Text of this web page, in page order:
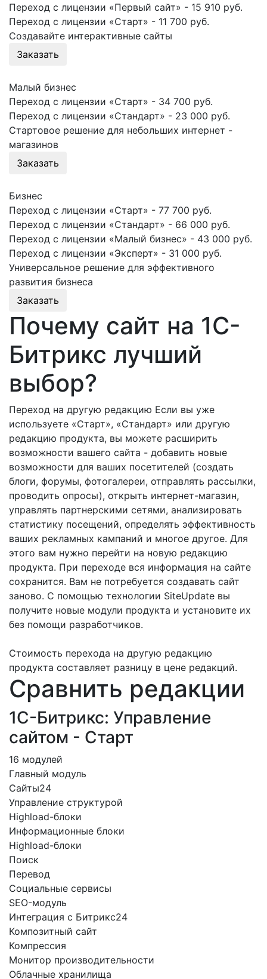
Переход с лицензии «Первый сайт» - 15 910 руб.
Переход с лицензии «Старт» - 11 700 руб.
Создавайте интерактивные сайты
Заказать
Малый бизнес
Переход с лицензии «Старт» - 34 700 руб.
Переход с лицензии «Стандарт» - 23 000 руб.
Стартовое решение для небольших интернет -
магазинов
Заказать
Бизнес
Переход с лицензии «Старт» - 77 700 руб.
Переход с лицензии «Стандарт» - 66 000 руб.
Переход с лицензии «Малый бизнес» - 43 000 руб.
Переход с лицензии «Эксперт» - 31 000 руб.
Универсальное решение для эффективного
развития бизнеса
Заказать
Почему сайт на 1С-
Битрикс лучший
выбор?
Переход на другую редакцию Если вы уже
используете «Старт», «Стандарт» или другую
редакцию продукта, вы можете расширить
возможности вашего сайта - добавить новые
возможности для ваших посетителей (создать
блоги, форумы, фотогалереи, отправлять рассылки,
проводить опросы), открыть интернет-магазин,
управлять партнерскими сетями, анализировать
статистику посещений, определять эффективность
ваших рекламных кампаний и многое другое. Для
этого вам нужно перейти на новую редакцию
продукта. При переходе вся информация на сайте
сохранится. Вам не потребуется создавать сайт
заново. С помощью технологии SiteUpdate вы
получите новые модули продукта и установите их
без помощи разработчиков.
Стоимость перехода на другую редакцию
продукта составляет разницу в цене редакций.
Сравнить редакции
1С-Битрикс: Управление
сайтом - Старт
16 модулей
Главный модуль
Сайты24
Управление структурой
Highload-блоки
Информационные блоки
Highload-блоки
Поиск
Перевод
Социальные сервисы
SEO-модуль
Интеграция с Битрикс24
Композитный сайт
Компрессия
Монитор производительности
Облачные хранилища